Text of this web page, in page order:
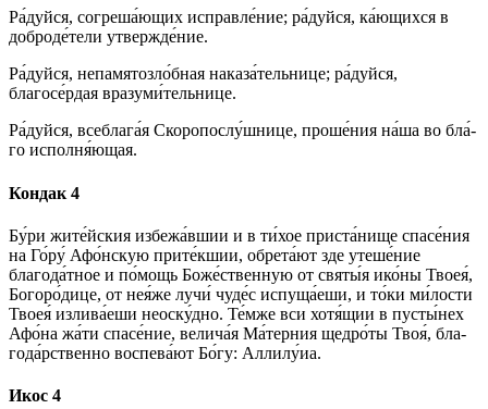
Ра́­дуй­ся, согреша́ющих ис­прав­ле́­ние; ра́­дуй­ся, ка́ю­щих­ся в
доброде́тели утвер­жде́­ние.
Ра́­дуй­ся, непамятозло́бная наказа́тельнице; ра́­дуй­ся,
благосе́рдая вразуми́тельнице.
Ра́­дуй­ся, всеблага́я Скоропослу́шнице, про­ше́­ния на́­ша во бла́­
го исполня́ющая.
Кондак 4
Бу́ри жите́йския избежа́вшии и в ти́­хое при­ста́­ни­ще спа­се́­ния
на Го́ру́ Афо́нскую прите́кшии, обрета́ют зде уте­ше́­ние
благода́тное и по́­мощь Боже́ственную от свя­ты́я ико́­ны Твоея́,
Бо­го­ро́­ди­це, от нея́же лучи́ чу­де́с испуща́еши, и то́­ки ми́­лос­ти
Твоея́ излива́еши не­ос­ку́д­но. Те́м­же вси хотя́щии в пусты́нех
Афо́на жа́ти спа­се́­ние, велича́я Ма́терния щед­ро́­ты Твоя́, бла­
го­да́р­ствен­но вос­пе­ва́­ют Бо́­гу: Алли­лу́иа.
Икос 4